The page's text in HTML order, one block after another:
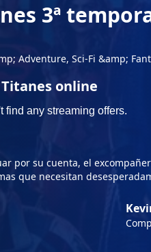
3ª
Adventure, Sci-Fi &amp;
online
por su cuenta, el
que necesitan